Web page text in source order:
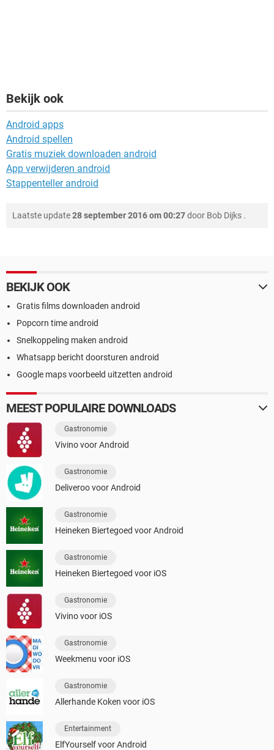
Bekijk ook
Android apps
Android spellen
Gratis muziek downloaden android
App verwijderen android
Stappenteller android
Laatste update28 september 2016 om 00:27door Bob Dijks .
BEKIJK OOK
Gratis films downloaden android
Popcorn time android
Snelkoppeling maken android
Whatsapp bericht doorsturen android
Google maps voorbeeld uitzetten android
MEEST POPULAIRE DOWNLOADS
Gastronomie
Vivino voor Android
Gastronomie
Deliveroo voor Android
Gastronomie
Heineken Biertegoed voor Android
Gastronomie
Heineken Biertegoed voor iOS
Gastronomie
Vivino voor iOS
Gastronomie
Weekmenu voor iOS
Gastronomie
Allerhande Koken voor iOS
Entertainment
ElfYourself voor Android